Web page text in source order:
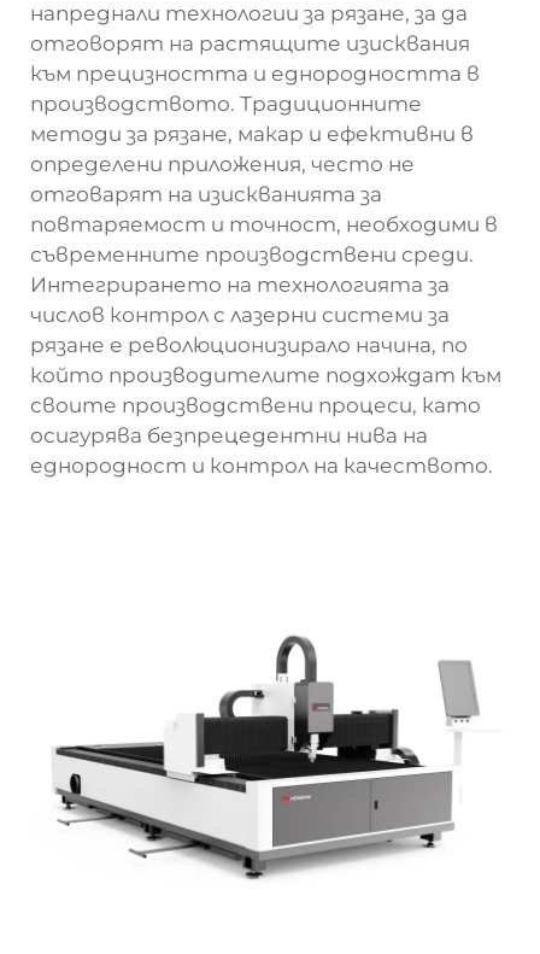
напреднали технологии за рязане, за да
отговорят на растящите изисквания
към прецизността и еднородността в
производството. Традиционните
методи за рязане, макар и ефективни в
определени приложения, често не
отговарят на изискванията за
повтаряемост и точност, необходими в
съвременните производствени среди.
Интегрирането на технологията за
числов контрол с лазерни системи за
рязане е революционизирало начина, по
който производителите подхождат към
своите производствени процеси, като
осигурява безпрецедентни нива на
еднородност и контрол на качеството.